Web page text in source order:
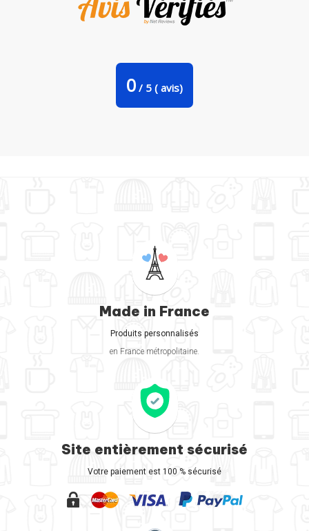
0 / 5 ( avis)
Made in France
Produits personnalisés
en France métropolitaine.
Site entièrement sécurisé
Votre paiement est 100 % sécurisé